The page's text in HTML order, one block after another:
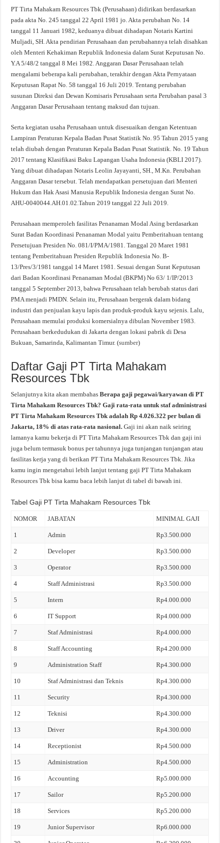
PT Tirta Mahakam Resources Tbk (Perusahaan) didirikan berdasarkan
pada akta No. 245 tanggal 22 April 1981 jo. Akta perubahan No. 14
tanggal 11 Januari 1982, keduanya dibuat dihadapan Notaris Kartini
Muljadi, SH. Akta pendirian Perusahaan dan perubahannya telah disahkan
oleh Menteri Kehakiman Republik Indonesia dalam Surat Keputusan No.
Y.A 5/48/2 tanggal 8 Mei 1982. Anggaran Dasar Perusahaan telah
mengalami beberapa kali perubahan, terakhir dengan Akta Pernyataan
Keputusan Rapat No. 58 tanggal 16 Juli 2019. Tentang perubahan
susunan Direksi dan Dewan Komisaris Perusahaan serta Perubahan pasal 3
Anggaran Dasar Perusahaan tentang maksud dan tujuan.
Serta kegiatan usaha Perusahaan untuk disesuaikan dengan Ketentuan
Lampiran Peraturan Kepala Badan Pusat Statistik No. 95 Tahun 2015 yang
telah diubah dengan Peraturan Kepala Badan Pusat Statistik. No. 19 Tahun
2017 tentang Klasifikasi Baku Lapangan Usaha Indonesia (KBLI 2017).
Yang dibuat dihadapan Notaris Leolin Jayayanti, SH., M.Kn. Perubahan
Anggaran Dasar tersebut. Telah mendapatkan persetujuan dari Menteri
Hukum dan Hak Asasi Manusia Republik Indonesia dengan Surat No.
AHU-0040044.AH.01.02.Tahun 2019 tanggal 22 Juli 2019.
Perusahaan memperoleh fasilitas Penanaman Modal Asing berdasarkan
Surat Badan Koordinasi Penanaman Modal yaitu Pemberitahuan tentang
Persetujuan Presiden No. 081/I/PMA/1981. Tanggal 20 Maret 1981
tentang Pemberitahuan Presiden Republik Indonesia No. B-
13/Pres/3/1981 tanggal 14 Maret 1981. Sesuai dengan Surat Keputusan
dari Badan Koordinasi Penanaman Modal (BKPM) No 63/ 1/IP/2013
tanggal 5 September 2013, bahwa Perusahaan telah berubah status dari
PMA menjadi PMDN. Selain itu, Perusahaan bergerak dalam bidang
industri dan penjualan kayu lapis dan produk-produk kayu sejenis. Lalu,
Perusahaan memulai produksi komersialnya dibulan November 1983.
Perusahaan berkedudukan di Jakarta dengan lokasi pabrik di Desa
Bukuan, Samarinda, Kalimantan Timur. (sumber)
Daftar Gaji PT Tirta Mahakam
Resources Tbk
Selanjutnya kita akan membahasBerapa gaji pegawai/karyawan di PT
Tirta Mahakam Resources Tbk? Gaji rata-rata untuk staf administrasi
PT Tirta Mahakam Resources Tbk adalah Rp 4.026.322 per bulan di
Jakarta, 18% di atas rata-rata nasional.Gaji ini akan naik seiring
lamanya kamu bekerja di PT Tirta Mahakam Resources Tbk dan gaji ini
juga belum termasuk bonus per tahunnya juga tunjangan tunjangan atau
fasilitas kerja yang di berikan PT Tirta Mahakam Resources Tbk. Jika
kamu ingin mengetahui lebih lanjut tentang gaji PT Tirta Mahakam
Resources Tbk bisa kamu baca lebih lanjut di tabel di bawah ini.
Tabel Gaji PT Tirta Mahakam Resources Tbk
NOMOR JABATAN MINIMAL GAJI
1 Admin Rp3.500.000
2 Developer Rp3.500.000
3 Operator Rp3.500.000
4 Staff Administrasi Rp3.500.000
5 Intern Rp4.000.000
6 IT Support Rp4.000.000
7 Staf Administrasi Rp4.000.000
8 Staff Accounting Rp4.200.000
9 Administration Staff Rp4.300.000
10 Staf Administrasi dan Teknis Rp4.300.000
11 Security Rp4.300.000
12 Teknisi Rp4.300.000
13 Driver Rp4.300.000
14 Receptionist Rp4.500.000
15 Administration Rp4.500.000
16 Accounting Rp5.000.000
17 Sailor Rp5.200.000
18 Services Rp5.200.000
19 Junior Supervisor Rp6.000.000